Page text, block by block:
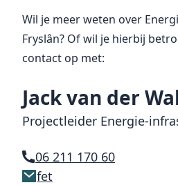
Wil je meer weten over
Fryslân? Of wil je hierbij
contact op met:
Jack van der
Projectleider Energie-
06 211 170 60
fet